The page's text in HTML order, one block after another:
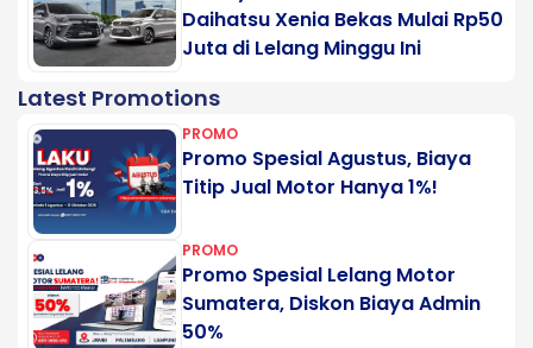
Daihatsu Xenia Bekas Mulai Rp50
Juta di Lelang Minggu Ini
Latest Promotions
PROMO
Promo Spesial Agustus, Biaya
Titip Jual Motor Hanya 1%!
PROMO
Promo Spesial Lelang Motor
Sumatera, Diskon Biaya Admin
50%